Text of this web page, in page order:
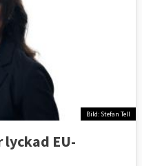
Bild: Stefan Tell
EU-